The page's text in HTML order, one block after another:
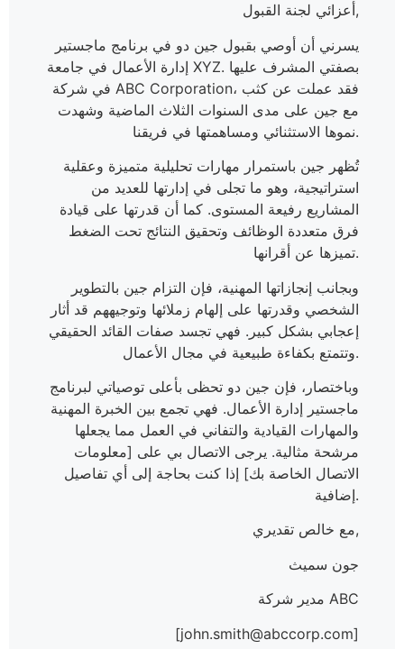
أعزائي لجنة القبول,
يسرني أن أوصي بقبول جين دو في برنامج ماجستير
إدارة الأعمال في جامعة XYZ. بصفتي المشرف عليها
في شركة ABC Corporation، فقد عملت عن كثب
مع جين على مدى السنوات الثلاث الماضية وشهدت
نموها الاستثنائي ومساهمتها في فريقنا.
تُظهر جين باستمرار مهارات تحليلية متميزة وعقلية
استراتيجية، وهو ما تجلى في إدارتها للعديد من
المشاريع رفيعة المستوى. كما أن قدرتها على قيادة
فرق متعددة الوظائف وتحقيق النتائج تحت الضغط
تميزها عن أقرانها.
وبجانب إنجازاتها المهنية، فإن التزام جين بالتطوير
الشخصي وقدرتها على إلهام زملائها وتوجيههم قد أثار
إعجابي بشكل كبير. فهي تجسد صفات القائد الحقيقي
وتتمتع بكفاءة طبيعية في مجال الأعمال.
وباختصار، فإن جين دو تحظى بأعلى توصياتي لبرنامج
ماجستير إدارة الأعمال. فهي تجمع بين الخبرة المهنية
والمهارات القيادية والتفاني في العمل مما يجعلها
مرشحة مثالية. يرجى الاتصال بي على [معلومات
الاتصال الخاصة بك] إذا كنت بحاجة إلى أي تفاصيل
إضافية.
مع خالص تقديري,
جون سميث
مدير شركة ABC
[john.smith@abccorp.com]